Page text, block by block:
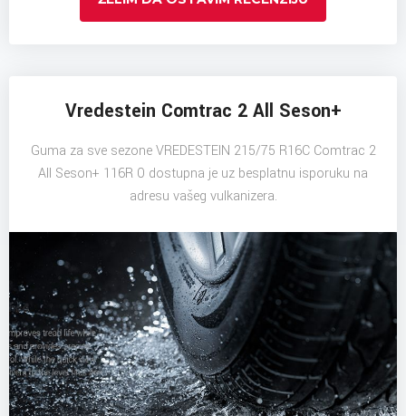
Vredestein Comtrac 2 All Seson+
Guma za sve sezone VREDESTEIN 215/75 R16C Comtrac 2
All Seson+ 116R 0 dostupna je uz besplatnu isporuku na
adresu vašeg vulkanizera.